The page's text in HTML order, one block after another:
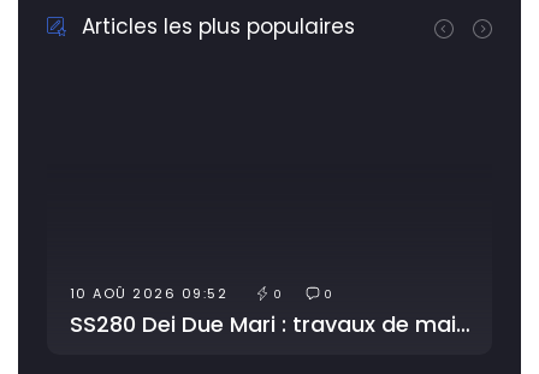
Articles les plus populaires
10 AOÛ 2026 09:52 0 0
SS280 Dei Due Mari : travaux de maintenance